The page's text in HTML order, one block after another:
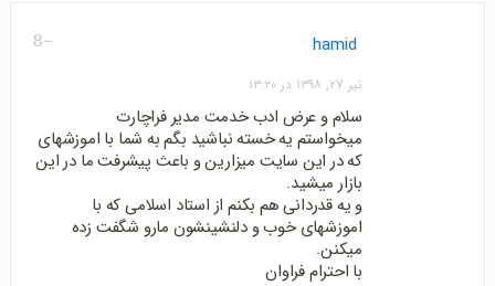
-8 hamid
تیر ۲۷, ۱۳۹۸ در ۱۳:۲۰
سلام و عرض ادب خدمت مدیر فراچارت
میخواستم یه خسته نباشید بگم به شما با اموزشهای
که در این سایت میزارین و باعث پیشرفت ما در این
بازار میشید.
و یه قدردانی هم بکنم از استاد اسلامی که با
اموزشهای خوب و دلنشینشون مارو شگفت زده
میکنن.
با احترام فراوان